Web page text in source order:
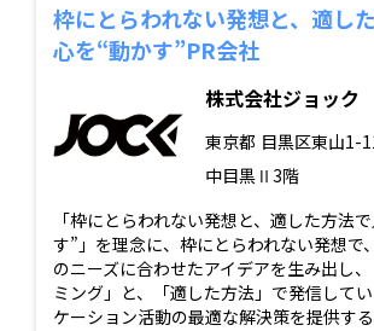
枠にとらわれない発想と、適し
心を“動かす”PR会社
株式会社ジョック
東京都 目黒区東山1-
中目黒Ⅱ3階
「枠にとらわれない発想と、適した方法
す”」を理念に、枠にとらわれない発想で
のニーズに合わせたアイデアを生み出し
ミング」と、「適した方法」で発信して
ケーション活動の最適な解決策を提供する